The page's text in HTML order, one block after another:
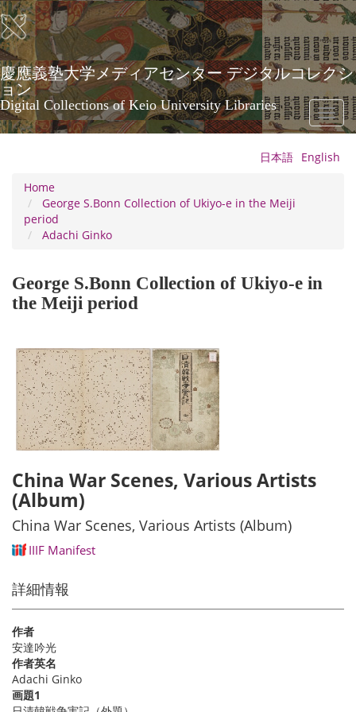
Skip
to
main
content
慶應義塾大学メディアセンター デジタルコレクシ
ョン
Digital Collections of Keio University Libraries
Toggle
日本語 English
Home
George S.Bonn Collection of Ukiyo-e in the Meiji
period
Adachi Ginko
George S.Bonn Collection of Ukiyo-e in
the Meiji period
China War Scenes, Various Artists
(Album)
China War Scenes, Various Artists (Album)
IIIF Manifest
詳細情報
作者
安達吟光
作者英名
Adachi Ginko
画題1